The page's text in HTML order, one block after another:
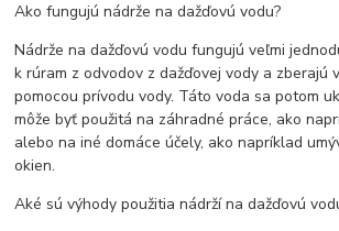
Ako fungujú nádrže na dažďovú vodu?
Nádrže na dažďovú vodu fungujú veľmi
k rúram z odvodov z dažďovej vody a zberajú
pomocou prívodu vody. Táto voda sa potom
môže byť použitá na záhradné práce, ako
alebo na iné domáce účely, ako napríklad
okien.
Aké sú výhody použitia nádrží na dažďovú